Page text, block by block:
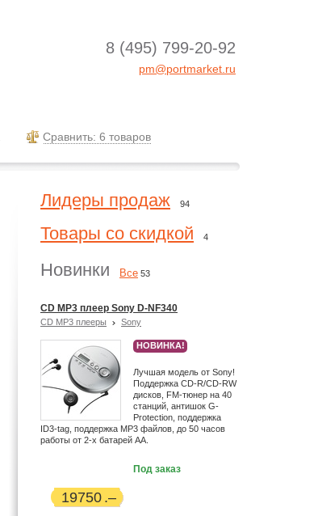
Лидеры продаж 94
Товары со скидкой 4
Новинки Все 53
CD MP3 плеер Sony D-NF340
CD MP3 плееры Sony
НОВИНКА!
Лучшая модель от Sony!
Поддержка CD-R/CD-RW
дисков, FM-тюнер на 40
станций, антишок G-
Protection, поддержка
ID3-tag, поддержка MP3 файлов, до 50 часов
работы от 2-х батарей АА.
Под заказ
19750
8 (495) 799-20-92
pm@portmarket.ru
Cравнить: 6 товаров